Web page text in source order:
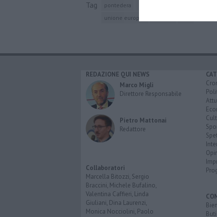
Tag pontedera
unione europea
REDAZIONE QUI NEWS
Marco Migli
Direttore Responsabile
Pietro Mattonai
Redattore
Collaboratori
Marcella Bitozzi, Sergio
Braccini, Michele Bufalino,
Valentina Caffieri, Linda
Giuliani, Dina Laurenzi,
Monica Nocciolini, Paolo
Buti